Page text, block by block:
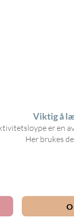
Viktig å
er en
Her brukes